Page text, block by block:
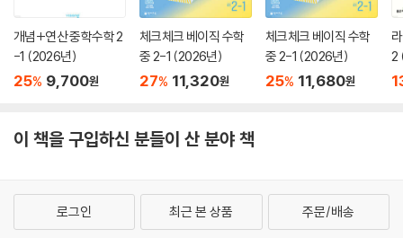
개념+연산 중학수학 2
-1 (2026년)
25% 9,700원
체크체크 베이직 수학
중 2-1 (2026년)
27% 11,320원
체크체크 베이직 수학
중 2-1 (2026년)
25% 11,680원
2
이 책을 구입하신 분들이 산 분야 책
로그인 최근 본 상품 주문/배송